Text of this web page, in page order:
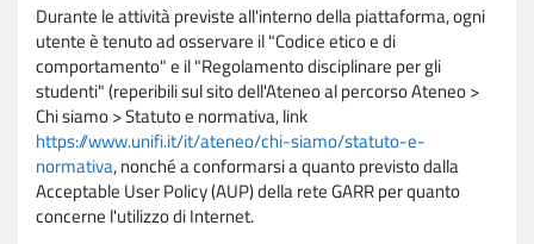
Durante le attività previste all'interno della piattaforma, ogni
utente è tenuto ad osservare il "Codice etico e di
comportamento" e il "Regolamento disciplinare per gli
studenti" (reperibili sul sito dell'Ateneo al percorso Ateneo >
Chi siamo > Statuto e normativa, link
https://www.unifi.it/it/ateneo/chi-siamo/statuto-e-
normativa, nonché a conformarsi a quanto previsto dalla
Acceptable User Policy (AUP) della rete GARR per quanto
concerne l'utilizzo di Internet.